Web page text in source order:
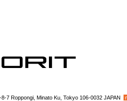
8-7 Roppongi, Minato Ku, Tokyo 106-0032 JAPAN